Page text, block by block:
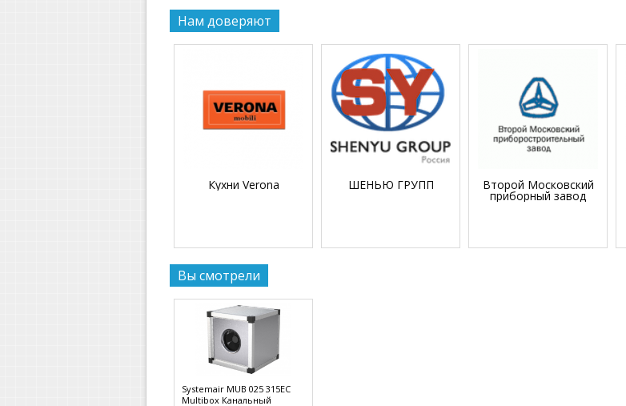
Нам доверяют
Кухни Verona ШЕНЬЮ ГРУПП Второй Московский
приборный завод
Вы смотрели
Systemair MUB 025 315EC
Multibox Канальный